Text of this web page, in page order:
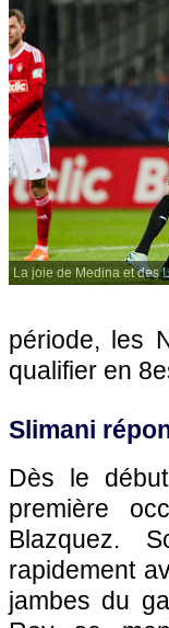
La joie de Medina et des
période, les
qualifier en
Slimani
Dès le
première
Blazquez.
rapidement
jambes du